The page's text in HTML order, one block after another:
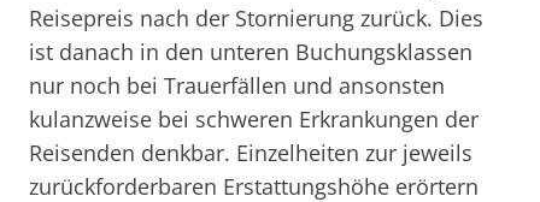
Reisepreis nach der Stornierung zurück. Dies
ist danach in den unteren Buchungsklassen
nur noch bei Trauerfällen und ansonsten
kulanzweise bei schweren Erkrankungen der
Reisenden denkbar. Einzelheiten zur jeweils
zurückforderbaren Erstattungshöhe erörtern